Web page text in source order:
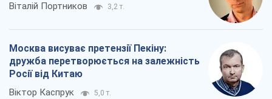
Віталій Портников 3,2 т.
Москва висуває претензії Пекіну:
дружба перетворюється на залежність
Росії від Китаю
Віктор Каспрук 5,0 т.